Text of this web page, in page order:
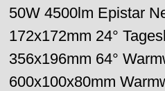
50W 4500lm Epistar
172x172mm 24°
356x196mm 64°
600x100x80mm